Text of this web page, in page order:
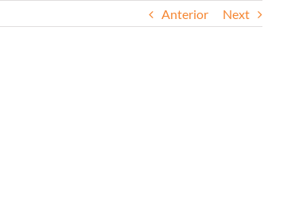
Anterior Next